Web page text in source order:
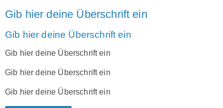
Gib hier deine Überschrift ein
Gib hier deine Überschrift ein
Gib hier deine Überschrift ein
Gib hier deine Überschrift ein
Gib hier deine Überschrift ein